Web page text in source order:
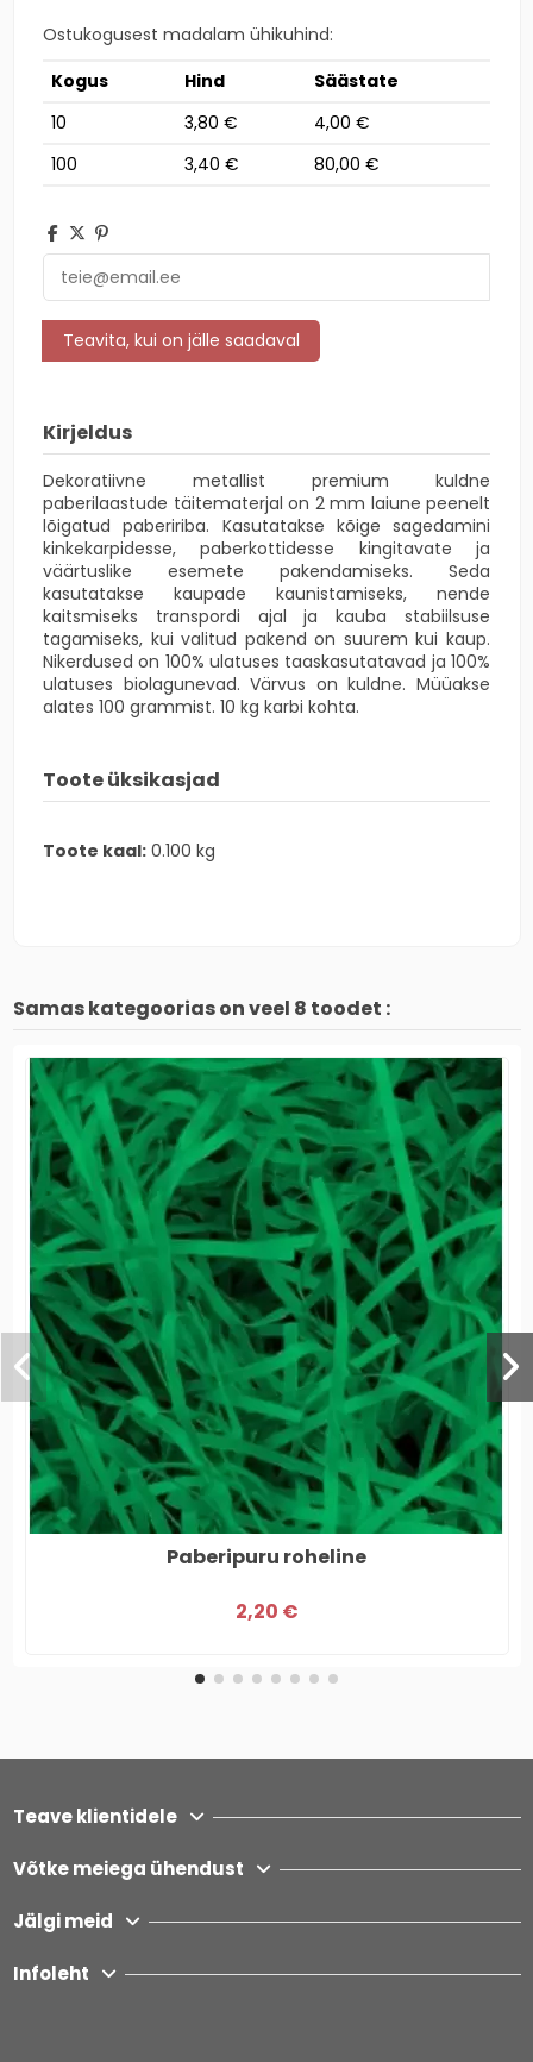
Ostukogusest madalam ühikuhind:
Kogus
Hind
Säästate
10
3,80 €
4,00 €
100
3,40 € 80,00 €
Kirjeldus
Dekoratiivne metallist premium kuldne
paberilaastude täitematerjal on 2 mm laiune peenelt
lõigatud pabeririba. Kasutatakse kõige sagedamini
kinkekarpidesse, paberkottidesse kingitavate ja
väärtuslike esemete pakendamiseks. Seda
kasutatakse kaupade kaunistamiseks, nende
kaitsmiseks transpordi ajal ja kauba stabiilsuse
tagamiseks, kui valitud pakend on suurem kui kaup.
Nikerdused on 100% ulatuses taaskasutatavad ja 100%
ulatuses biolagunevad. Värvus on kuldne. Müüakse
alates 100 grammist. 10 kg karbi kohta.
Toote üksikasjad
Toote kaal: 0.100 kg
Samas kategoorias on veel 8 toodet :
Paberipuru roheline
2,20 €
Teave klientidele
Võtke meiega ühendust
Jälgi meid
Infoleht